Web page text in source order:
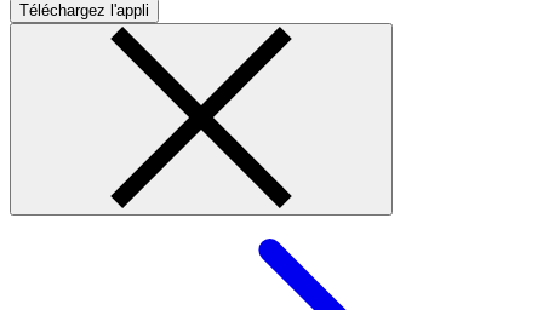
Téléchargez l'appli